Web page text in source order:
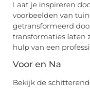
Laat je inspireren
voorbeelden van
getransformeerd
transformaties laten
hulp van een
Voor en Na
Bekijk de